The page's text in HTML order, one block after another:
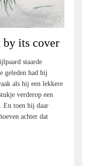
by its cover
staarde
geleden had hij
als hij een lekkere
verderop een
En toen hij daar
achter dat